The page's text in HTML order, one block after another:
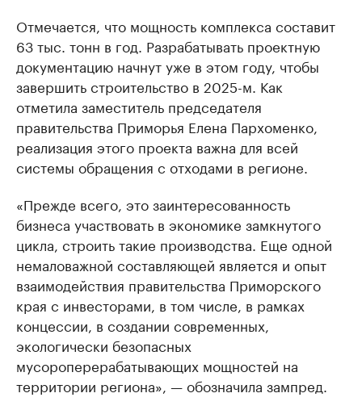
Отмечается, что мощность комплекса составит
63 тыс. тонн в год. Разрабатывать проектную
документацию начнут уже в этом году, чтобы
завершить строительство в 2025-м. Как
отметила заместитель председателя
правительства Приморья Елена Пархоменко,
реализация этого проекта важна для всей
системы обращения с отходами в регионе.
«Прежде всего, это заинтересованность
бизнеса участвовать в экономике замкнутого
цикла, строить такие производства. Еще одной
немаловажной составляющей является и опыт
взаимодействия правительства Приморского
края с инвесторами, в том числе, в рамках
концессии, в создании современных,
экологически безопасных
мусороперерабатывающих мощностей на
территории региона», — обозначила зампред.